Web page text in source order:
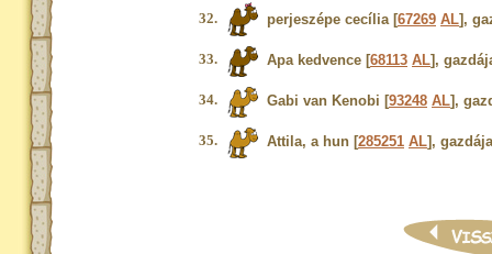
32. perjeszépe cecília [67269 AL],
33. Apa kedvence [68113 AL],
34. Gabi van Kenobi [93248 AL],
35. Attila, a hun [285251 AL],